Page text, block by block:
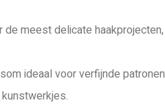
meest delicate haakprojecten,
ideaal voor verfijnde patronen